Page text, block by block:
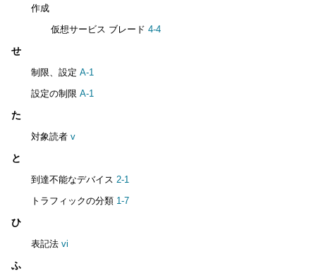
作成
仮想サービス ブレード 4-4
せ
制限、設定 A-1
設定の制限 A-1
た
対象読者 v
と
到達不能なデバイス 2-1
トラフィックの分類 1-7
ひ
表記法 vi
ふ